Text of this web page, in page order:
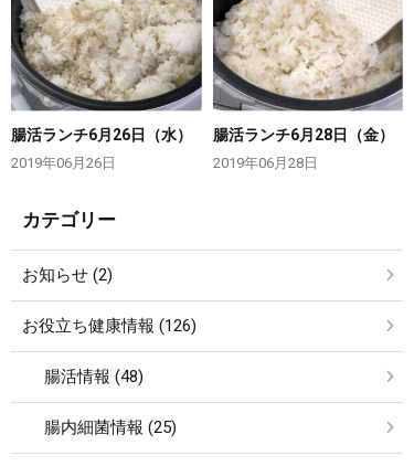
腸活ランチ6月26日（水）
2019年06月26日
腸活ランチ6月28日（金）
2019年06月28日
カテゴリー
お知らせ (2)
お役立ち健康情報 (126)
腸活情報 (48)
腸内細菌情報 (25)